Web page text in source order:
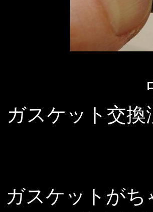
ガスケット交
ガスケットが